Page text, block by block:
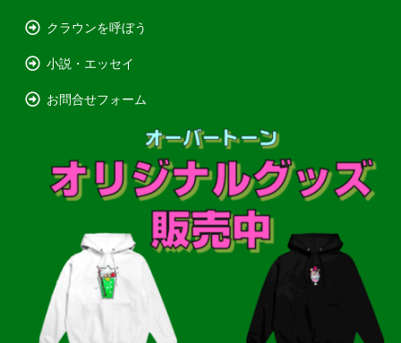
クラウンを呼ぼう
小説・エッセイ
お問合せフォーム